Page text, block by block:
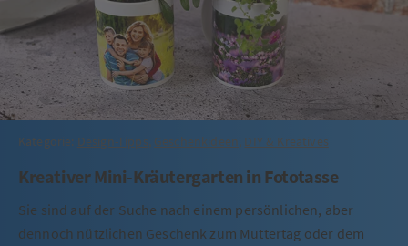
Kategorie: Design-Tipps, Geschenkideen, DIY & Kreatives
Kreativer Mini-Kräutergarten in Fototasse
Sie sind auf der Suche nach einem persönlichen, aber
dennoch nützlichen Geschenk zum Muttertag oder dem